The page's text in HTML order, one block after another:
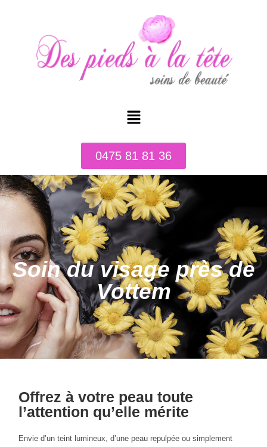
0475 81 81 36
Soin du visage près de
Vottem
Offrez à votre peau toute
l’attention qu’elle mérite
Envie d’un teint lumineux, d’une peau repulpée ou simplement